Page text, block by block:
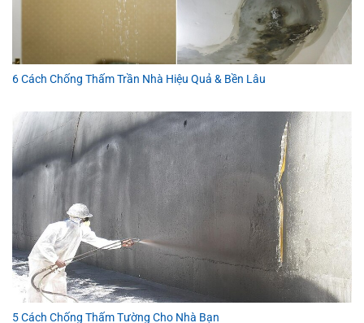
6 Cách Chống Thấm Trần Nhà Hiệu Quả & Bền Lâu
5 Cách Chống Thấm Tường Cho Nhà Bạn